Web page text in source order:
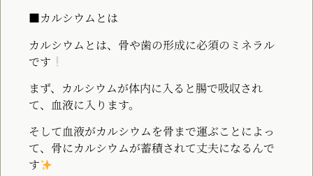
■カルシウムとは
カルシウムとは、骨や歯の形成に必須のミネラル
です
まず、カルシウムが体内に入ると腸で吸収され
て、血液に入ります。
そして血液がカルシウムを骨まで運ぶことによっ
て、骨にカルシウムが蓄積されて丈夫になるんで
す